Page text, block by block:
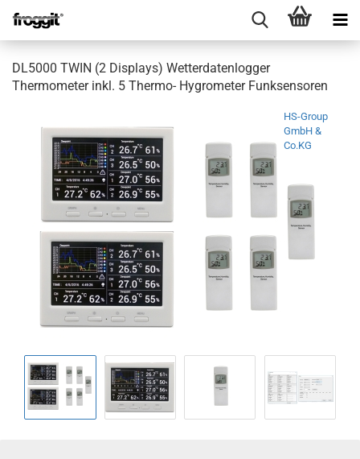
DL5000 TWIN (2 Displays) Wetterdatenlogger
Thermometer inkl. 5 Thermo- Hygrometer Funksensoren
HS-Group
GmbH &
Co.KG